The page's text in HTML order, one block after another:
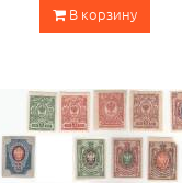
В корзину